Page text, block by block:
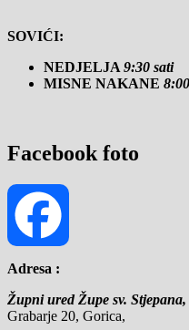
SOVIĆI:
NEDJELJA 9:30 sati
MISNE NAKANE
Facebook foto
Facebook
Adresa :
Župni ured Župe sv. Stjepana,
Grabarje 20, Gorica,